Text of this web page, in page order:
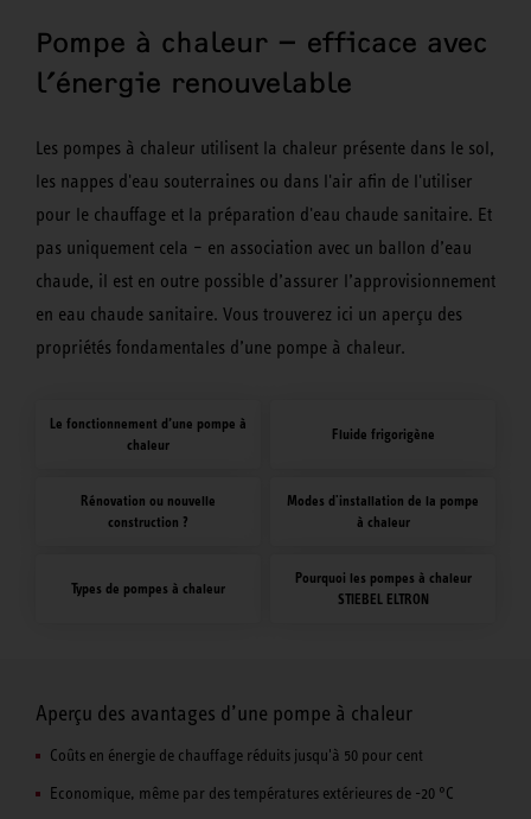
Pompe à chaleur – efficace avec
l’énergie renouvelable
Les pompes à chaleur utilisent la chaleur présente dans le sol,
les nappes d'eau souterraines ou dans l'air afin de l'utiliser
pour le chauffage et la préparation d'eau chaude sanitaire. Et
pas uniquement cela – en association avec un ballon d’eau
chaude, il est en outre possible d’assurer l’approvisionnement
en eau chaude sanitaire. Vous trouverez ici un aperçu des
propriétés fondamentales d’une pompe à chaleur.
Le fonctionnement d’une pompe à
chaleur
Fluide frigorigène
Rénovation ou nouvelle
construction ?
Modes d'installation de la pompe
à chaleur
Types de pompes à chaleur
Pourquoi les pompes à chaleur
STIEBEL ELTRON
Aperçu des avantages d’une pompe à chaleur
Coûts en énergie de chauffage réduits jusqu'à 50 pour cent
Economique, même par des températures extérieures de -20 °C